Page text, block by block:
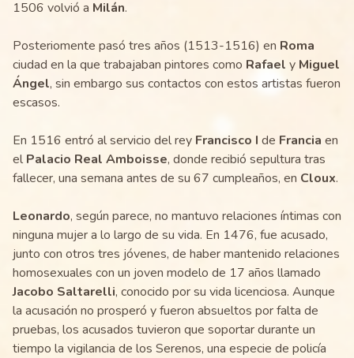
1506 volvió a Milán.
Posteriomente pasó tres años (1513-1516) en Roma
ciudad en la que trabajaban pintores como Rafael y Miguel
Ángel, sin embargo sus contactos con estos artistas fueron
escasos.
En 1516 entró al servicio del rey Francisco I de Francia en
elPalacio Real Amboisse, donde recibió sepultura tras
fallecer, una semana antes de su 67 cumpleaños, en Cloux.
Leonardo, según parece, no mantuvo relaciones íntimas con
ninguna mujer a lo largo de su vida. En 1476, fue acusado,
junto con otros tres jóvenes, de haber mantenido relaciones
homosexuales con un joven modelo de 17 años llamado
Jacobo Saltarelli, conocido por su vida licenciosa. Aunque
la acusación no prosperó y fueron absueltos por falta de
pruebas, los acusados tuvieron que soportar durante un
tiempo la vigilancia de los Serenos, una especie de policía